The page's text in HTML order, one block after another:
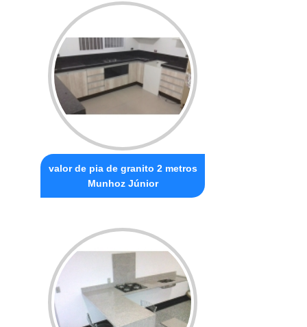
valor de pia de granito 2 metros
Munhoz Júnior